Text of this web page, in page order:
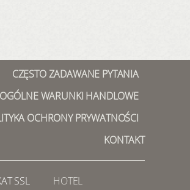
CZĘSTO ZADAWANE PYTANIA
OGÓLNE WARUNKI HANDLOWE
OCHRONY PRYWATNOŚCI
KONTAKT
SSL HOTEL